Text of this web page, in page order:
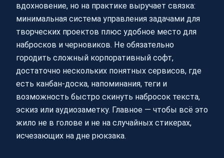
вдохновение, но на практике выручает связка:
минимальная система управления задачами для
творческих проектов плюс удобное место для
набросков и черновиков. Не обязательно
городить сложный корпоративный софт,
достаточно нескольких понятных сервисов, где
есть канбан‑доска, напоминания, теги и
возможность быстро скинуть набросок текста,
эскиз или аудиозаметку. Главное — чтобы всё это
жило не в голове и не на случайных стикерах,
исчезающих на дне рюкзака.